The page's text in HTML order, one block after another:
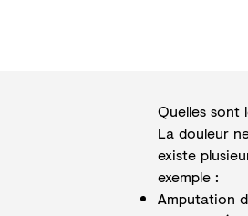
Quelles sont
La douleur
existe
exemple :
Amputation